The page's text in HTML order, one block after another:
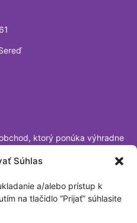
Súhlas
a/alebo prístup k
na tlačidlo “Prijať” súhlasite
ktorý ponúka výhradne
ako 30 rokov a sme
ISO/IEC 17025:2017.
s.r.o. Nová Trnavská 913